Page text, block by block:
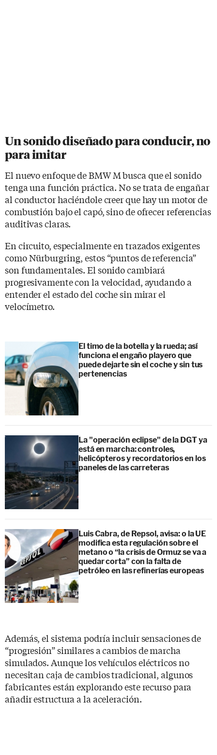
Un sonido diseñado para conducir, no
para imitar
El nuevo enfoque de BMW M busca que el sonido
tenga una función práctica. No se trata de engañar
al conductor haciéndole creer que hay un motor de
combustión bajo el capó, sino de ofrecer referencias
auditivas claras.
En circuito, especialmente en trazados exigentes
como Nürburgring, estos “puntos de referencia”
son fundamentales. El sonido cambiará
progresivamente con la velocidad, ayudando a
entender el estado del coche sin mirar el
velocímetro.
El timo de la botella y la rueda; así
funciona el engaño playero que
puede dejarte sin el coche y sin tus
pertenencias
La "operación eclipse" de la DGT ya
está en marcha: controles,
helicópteros y recordatorios en los
paneles de las carreteras
Luis Cabra, de Repsol, avisa: o la UE
modifica esta regulación sobre el
metano o “la crisis de Ormuz se va a
quedar corta” con la falta de
petróleo en las refinerías europeas
Además, el sistema podría incluir sensaciones de
“progresión” similares a cambios de marcha
simulados. Aunque los vehículos eléctricos no
necesitan caja de cambios tradicional, algunos
fabricantes están explorando este recurso para
añadir estructura a la aceleración.